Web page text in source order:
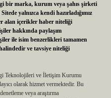
bir marka, kurum veya şahıs şirketi
yalnızca kendi hazırladığımız
alan içerikler haber niteliği
hakkında paylaşım
ile isim benzerlikleri tamamen
ve tavsiye niteliği
Teknolojileri ve İletişim Kurumu
olarak hizmet vermektedir. Bu
veya araştırma